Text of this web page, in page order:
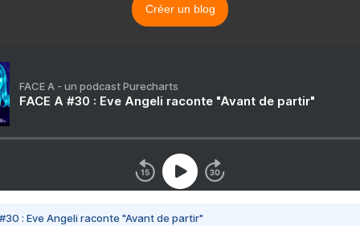
Créer un blog
FACE A - un podcast Purecharts
FACE A #30 : Eve Angeli raconte "Avant de partir"
#30 : Eve Angeli raconte "Avant de partir"